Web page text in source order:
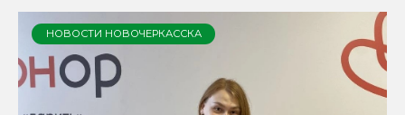
НОВОСТИ НОВОЧЕРКАССКА